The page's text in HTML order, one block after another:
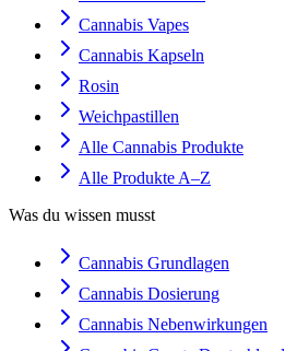
Cannabis Vapes
Cannabis Kapseln
Rosin
Weichpastillen
Alle Cannabis Produkte
Alle Produkte A–Z
Was du wissen musst
Cannabis Grundlagen
Cannabis Dosierung
Cannabis Nebenwirkungen